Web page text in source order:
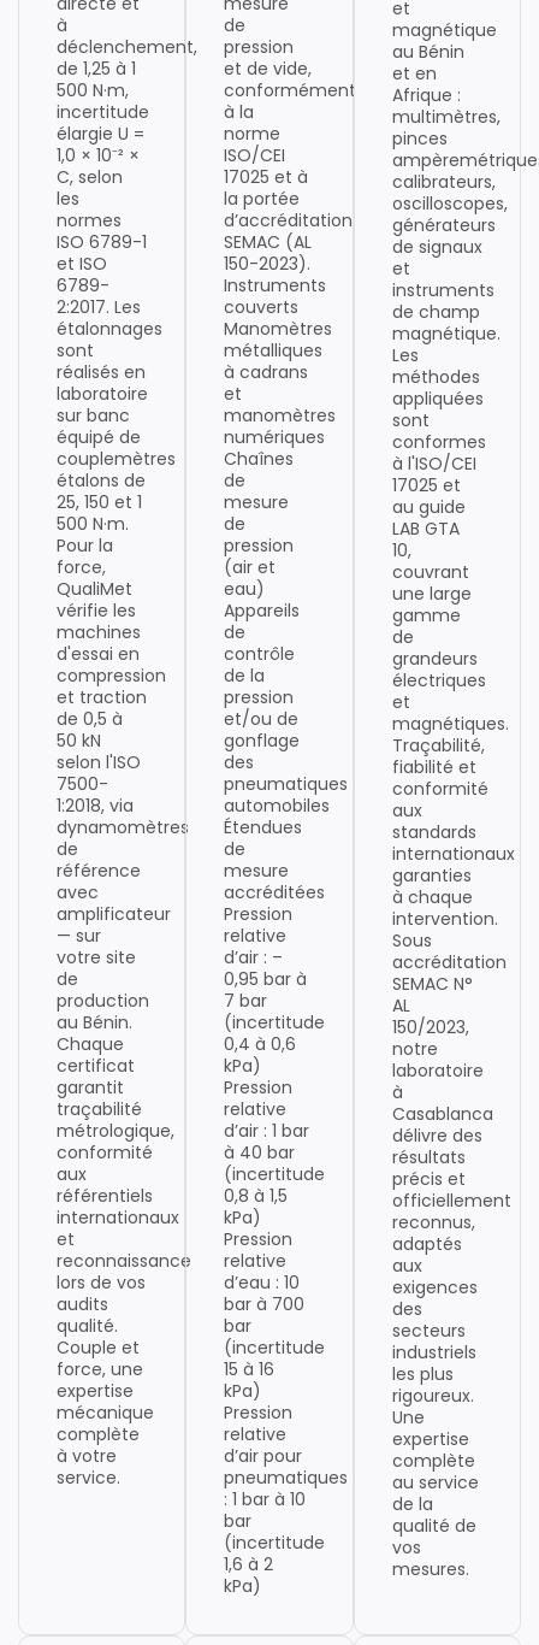
à
déclenchement,
de 1,25 à 1
500 N·m,
incertitude
élargie U =
1,0 × 10⁻² ×
C, selon
les
normes
ISO 6789-1
et ISO
6789-
2:2017. Les
étalonnages
sont
réalisés en
laboratoire
sur banc
équipé de
couplemètres
étalons de
25, 150 et 1
500 N·m.
Pour la
force,
QualiMet
vérifie les
machines
d'essai en
compression
et traction
de 0,5 à
50 kN
selon l'ISO
7500-
1:2018, via
dynamomètres
de
référence
avec
amplificateur
— sur
votre site
de
production
au Bénin.
Chaque
certificat
garantit
traçabilité
métrologique,
conformité
aux
référentiels
internationaux
et
reconnaissance
lors de vos
audits
qualité.
Couple et
force, une
expertise
mécanique
complète
à votre
service.
de
pression
et de vide,
conformément
à la
norme
ISO/CEI
17025 et à
la portée
d’accréditation
SEMAC (AL
150-2023).
Instruments
couverts
Manomètres
métalliques
à cadrans
et
manomètres
numériques
Chaînes
de
mesure
de
pression
(air et
eau)
Appareils
de
contrôle
de la
pression
et/ou de
gonflage
des
pneumatiques
automobiles
Étendues
de
mesure
accréditées
Pression
relative
d’air : –
0,95 bar à
7 bar
(incertitude
0,4 à 0,6
kPa)
Pression
relative
d’air : 1 bar
à 40 bar
(incertitude
0,8 à 1,5
kPa)
Pression
relative
d’eau : 10
bar à 700
bar
(incertitude
15 à 16
kPa)
Pression
relative
d’air pour
pneumatiques
: 1 bar à 10
bar
(incertitude
1,6 à 2
kPa)
et
magnétique
au Bénin
et en
Afrique :
multimètres,
pinces
calibrateurs,
oscilloscopes,
générateurs
de signaux
et
instruments
de champ
magnétique.
Les
méthodes
appliquées
sont
conformes
à l'ISO/CEI
17025 et
au guide
LAB GTA
10,
couvrant
une large
gamme
de
grandeurs
électriques
et
magnétiques.
Traçabilité,
fiabilité et
conformité
aux
standards
internationaux
garanties
à chaque
intervention.
Sous
accréditation
SEMAC N°
AL
150/2023,
notre
laboratoire
à
Casablanca
délivre des
résultats
précis et
officiellement
reconnus,
adaptés
aux
exigences
des
secteurs
industriels
les plus
rigoureux.
Une
expertise
complète
au service
de la
qualité de
vos
mesures.